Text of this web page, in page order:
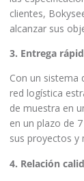
clientes,
alcanzar sus
3. Entrega
Con un sistema
red logística
de muestra en
en un plazo de
sus proyectos y
4. Relación